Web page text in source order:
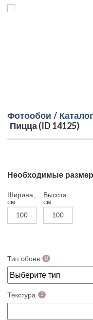
Фотообои / Каталог
Пицца (ID 14125)
Необходимые
Ширина,
см.
Высота,
см.
Тип обоев
Текстура